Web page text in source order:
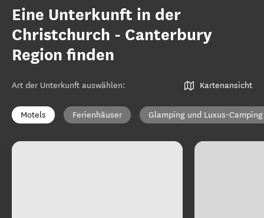
Eine Unterkunft in der
Christchurch - Canterbury
Region finden
Art der Unterkunft auswählen: Kartenansicht
Motels Ferienhäuser Glamping und Luxus-Camping